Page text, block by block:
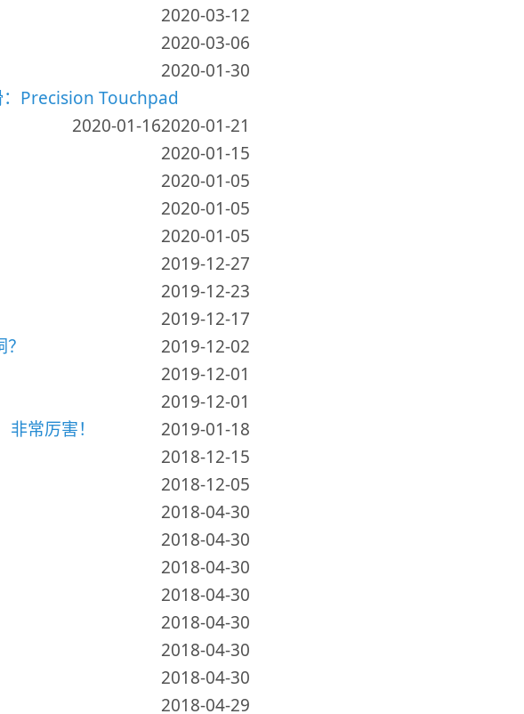
2020-03-12
2020-03-06
2020-01-30
Precision Touchpad
2020-01-21
2020-01-16
2020-01-15
2020-01-05
2020-01-05
2020-01-05
2019-12-27
2019-12-23
2019-12-17
2019-12-02
2019-12-01
2019-12-01
常厉害！
2019-01-18
2018-12-15
2018-12-05
2018-04-30
2018-04-30
2018-04-30
2018-04-30
2018-04-30
2018-04-30
2018-04-30
2018-04-29